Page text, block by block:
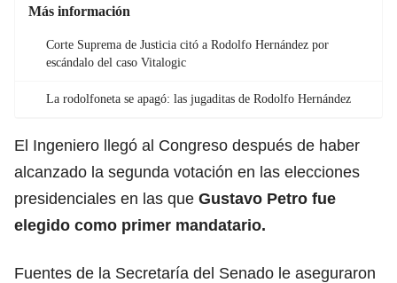
Más información
Corte Suprema de Justicia citó a Rodolfo Hernández por
escándalo del caso Vitalogic
La rodolfoneta se apagó: las jugaditas de Rodolfo Hernández
El Ingeniero llegó al Congreso después de haber
alcanzado la segunda votación en las elecciones
presidenciales en las que Gustavo Petro fue
elegido como primer mandatario.
Fuentes de la Secretaría del Senado le aseguraron